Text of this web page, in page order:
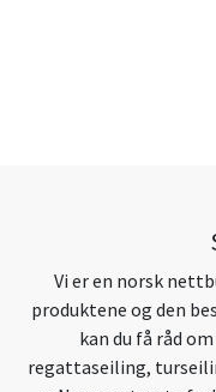
Vi er en norsk
produktene og den
kan du få råd
regattaseiling,